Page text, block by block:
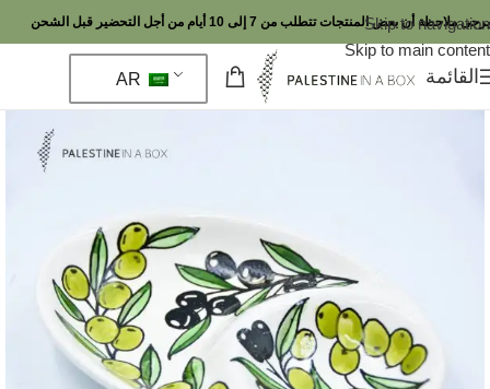
Skip to navigation
Skip to main content
يرجى ملاحظة أن بعض المنتجات تتطلب من 7 إلى 10 أيام من أجل التحضير قبل الشحن
القائمة